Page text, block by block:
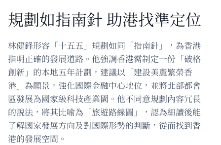
規劃如指南針 助港找準定位
林健鋒形容「十五五」規劃如同「指南針」，為香港
指明正確的發展道路。他強調香港需制定一份「破格
創新」的本地五年計劃，建議以「建設美麗繁榮香
港」為願景，強化國際金融中心地位，並將北部都會
區發展為國家級科技產業園。他不同意規劃內容冗長
的說法，將其比喻為「旅遊路線圖」，認為細讀後能
了解國家發展方向及對國際形勢的判斷，從而找到香
港的發展空間。